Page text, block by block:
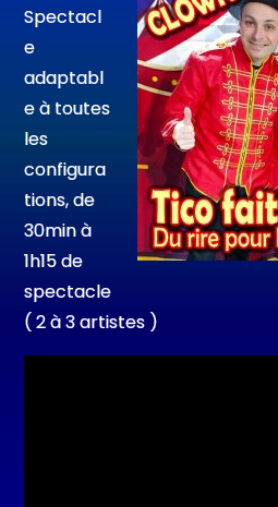
Spectacl
e
adaptabl
e à toutes
les
configura
tions, de
30min à
1h15 de
spectacle
( 2 à 3 artistes )